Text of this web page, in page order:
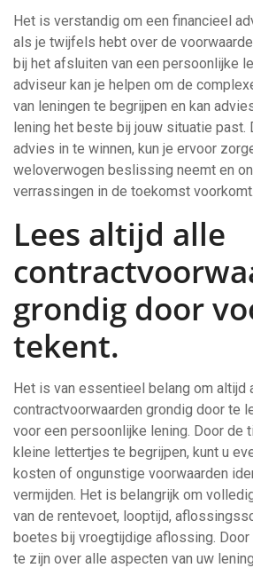
Het is verstandig om een financieel
als je twijfels hebt over de
bij het afsluiten van een persoonlijke
adviseur kan je helpen om de
van leningen te begrijpen en kan
lening het beste bij jouw situatie
advies in te winnen, kun je ervoor
weloverwogen beslissing neemt en
verrassingen in de toekomst voorkomt.
Lees altijd alle
grondig door
tekent.
Het is van essentieel belang om altijd
contractvoorwaarden grondig door te
voor een persoonlijke lening. Door de
kleine lettertjes te begrijpen, kunt u
kosten of ongunstige voorwaarden
vermijden. Het is belangrijk om
van de rentevoet, looptijd,
boetes bij vroegtijdige aflossing.
te zijn over alle aspecten van uw